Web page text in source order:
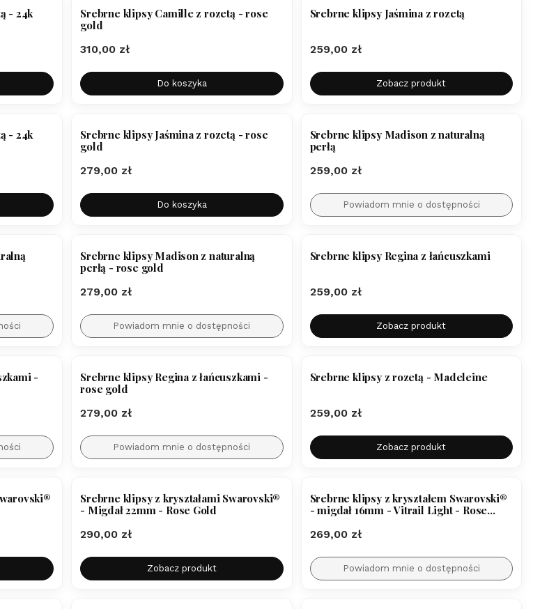
- 24k
Srebrne klipsy Camille z rozetą - rose
gold
Cena
310,00 zł
Do koszyka
Srebrne klipsy Jaśmina z rozetą
Cena
259,00 zł
Zobacz produkt
- 24k
Srebrne klipsy Jaśmina z rozetą - rose
gold
Cena
279,00 zł
Do koszyka
Srebrne klipsy Madison z naturalną
perłą
Cena
259,00 zł
Powiadom mnie o dostępności
Srebrne klipsy Madison z naturalną
perłą - rose gold
Cena
279,00 zł
Powiadom mnie o dostępności
Srebrne klipsy Regina z łańcuszkami
Cena
259,00 zł
Zobacz produkt
-
Srebrne klipsy Regina z łańcuszkami -
rose gold
Cena
279,00 zł
Powiadom mnie o dostępności
Srebrne klipsy z rozetą - Madeleine
Cena
259,00 zł
Zobacz produkt
Srebrne klipsy z kryształami Swarovski®
- Migdał 22mm - Rose Gold
Cena
290,00 zł
Zobacz produkt
Srebrne klipsy z kryształem Swarovski®
- migdał 16mm - Vitrail Light - Rose
Cena
269,00 zł
Powiadom mnie o dostępności